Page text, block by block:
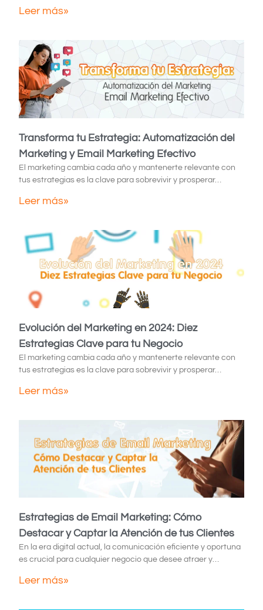
Leer más»
Transforma tu Estrategia: Automatización del
Marketing y Email Marketing Efectivo
El marketing cambia cada año y mantenerte relevante con
tus estrategias es la clave para sobrevivir y prosperar…
Leer más»
Evolución del Marketing en 2024: Diez
Estrategias Clave para tu Negocio
El marketing cambia cada año y mantenerte relevante con
tus estrategias es la clave para sobrevivir y prosperar…
Leer más»
Estrategias de Email Marketing: Cómo
Destacar y Captar la Atención de tus Clientes
En la era digital actual, la comunicación eficiente y oportuna
es crucial para cualquier negocio que desee atraer y…
Leer más»